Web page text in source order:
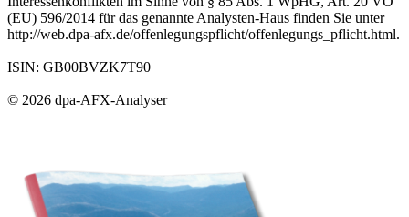
(EU) 596/2014 für das genannte Analysten-Haus finden Sie unter
http://web.dpa-afx.de/offenlegungspflicht/offenlegungs_pflicht.html.
ISIN: GB00BVZK7T90
© 2026 dpa-AFX-Analyser